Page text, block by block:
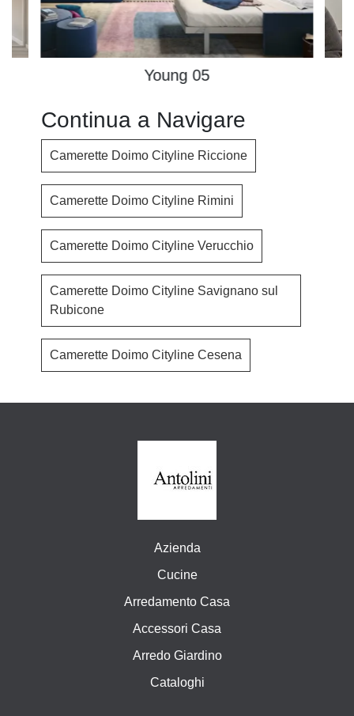
Young 05
Continua a Navigare
Camerette Doimo Cityline Riccione
Camerette Doimo Cityline Rimini
Camerette Doimo Cityline Verucchio
Camerette Doimo Cityline Savignano sul
Rubicone
Camerette Doimo Cityline Cesena
Azienda
Cucine
Arredamento Casa
Accessori Casa
Arredo Giardino
Cataloghi